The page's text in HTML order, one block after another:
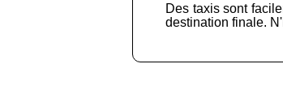
Des taxis sont
destination finale.